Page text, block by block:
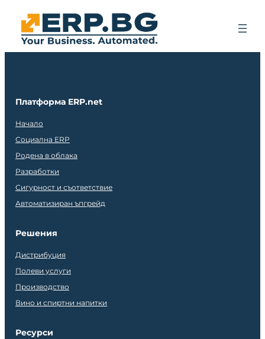
Платформа ERP.net
Начало
Социална ERP
Родена в облака
Разработки
Сигурност и съответствие
Автоматизиран ъпгрейд
Решения
Дистрибуция
Полеви услуги
Производство
Вино и спиртни напитки
Ресурси